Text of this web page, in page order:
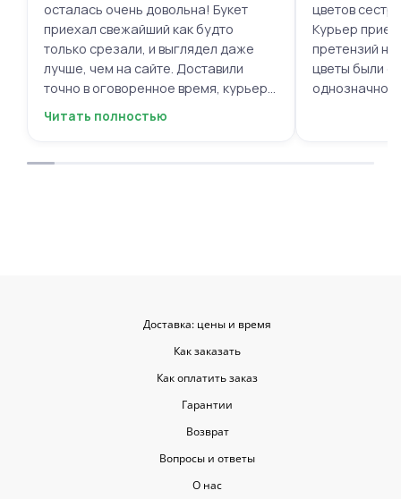
осталась очень довольна! Букет
приехал свежайший как будто
только срезали, и выглядел даже
лучше, чем на сайте. Доставили
точно в оговоренное время, курьер
вежливый, ещё и открытку с тёплыми
приятными. Однозначно буду
Читать полностью
цветов
Курьер
претензий
цветы были
однозначно.
Доставка: цены и время
Как заказать
Как оплатить заказ
Гарантии
Возврат
Вопросы и ответы
О нас